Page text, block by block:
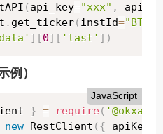
( api_key="xxx" ,
. get_ticker( instId="BTC-
] [0] [ 'last' ] )
例）
JavaScript
} = require (
new RestClient ( { apiKey